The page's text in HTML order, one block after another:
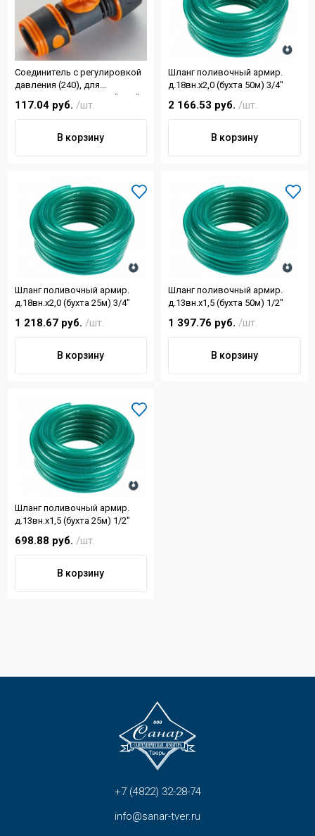
Соединитель с регулировкой
давления (240), для
3/4"; пластиковый корп
117.04 руб. /шт.
В корзину
Шланг поливочный армир.
д.18вн.х2,0 (бухта 50м) 3/4"
2 166.53 руб. /шт.
В корзину
Шланг поливочный армир.
д.18вн.х2,0 (бухта 25м) 3/4"
1 218.67 руб. /шт.
В корзину
Шланг поливочный армир.
д.13вн.х1,5 (бухта 50м) 1/2"
1 397.76 руб. /шт.
В корзину
Шланг поливочный армир.
д.13вн.х1,5 (бухта 25м) 1/2"
698.88 руб. /шт.
В корзину
+7 (4822) 32-28-74
info@sanar-tver.ru